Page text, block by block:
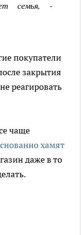
семья, -
покупатели
закрытия
реагировать
чаще
хамят
даже в то